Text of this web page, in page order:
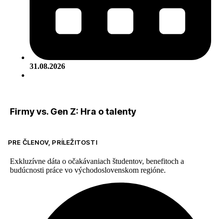
31.08.2026
Firmy vs. Gen Z: Hra o talenty
PRE ČLENOV, PRÍLEŽITOSTI
Exkluzívne dáta o očakávaniach študentov, benefitoch a
budúcnosti práce vo východoslovenskom regióne.